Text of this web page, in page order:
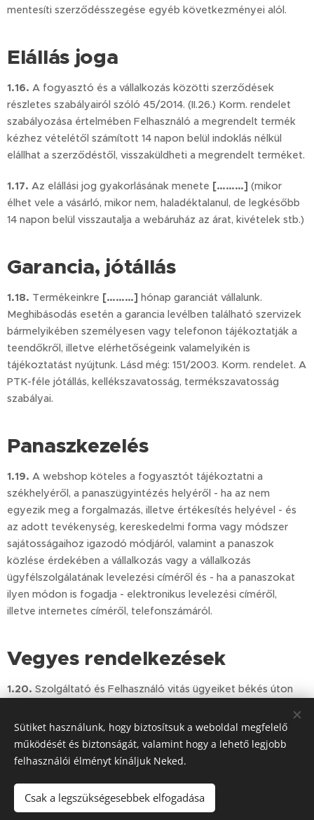
mentesíti szerződésszegése egyéb következményei alól.
Elállás joga
1.16. A fogyasztó és a vállalkozás közötti szerződések
részletes szabályairól szóló 45/2014. (II.26.) Korm. rendelet
szabályozása értelmében Felhasználó a megrendelt termék
kézhez vételétől számított 14 napon belül indoklás nélkül
elállhat a szerződéstől, visszaküldheti a megrendelt terméket.
1.17. Az elállási jog gyakorlásának menete [………] (mikor
élhet vele a vásárló, mikor nem, haladéktalanul, de legkésőbb
14 napon belül visszautalja a webáruház az árat, kivételek stb.)
Garancia, jótállás
1.18. Termékeinkre [………] hónap garanciát vállalunk.
Meghibásodás esetén a garancia levélben található szervizek
bármelyikében személyesen vagy telefonon tájékoztatják a
teendőkről, illetve elérhetőségeink valamelyikén is
tájékoztatást nyújtunk. Lásd még: 151/2003. Korm. rendelet. A
PTK-féle jótállás, kellékszavatosság, termékszavatosság
szabályai.
Panaszkezelés
1.19. A webshop köteles a fogyasztót tájékoztatni a
székhelyéről, a panaszügyintézés helyéről - ha az nem
egyezik meg a forgalmazás, illetve értékesítés helyével - és
az adott tevékenység, kereskedelmi forma vagy módszer
sajátosságaihoz igazodó módjáról, valamint a panaszok
közlése érdekében a vállalkozás vagy a vállalkozás
ügyfélszolgálatának levelezési címéről és - ha a panaszokat
ilyen módon is fogadja - elektronikus levelezési címéről,
illetve internetes címéről, telefonszámáról.
Vegyes rendelkezések
1.20. Szolgáltató és Felhasználó vitás ügyeiket békés úton
Szabályzat hatálya alá tartozó, megegyezéssel 30 (harminc)
naptári nap alatt nem rendezhető esetleges jogvitákra nézve
kikötik a[………]Bíróság/Törvényszék illetékességét. Város
Sütiket használunk, hogy biztosítsuk a weboldal megfelelő
működését és biztonságát, valamint hogy a lehető legjobb
felhasználói élményt kínáljuk Neked.
Csak a legszükségesebbek elfogadása